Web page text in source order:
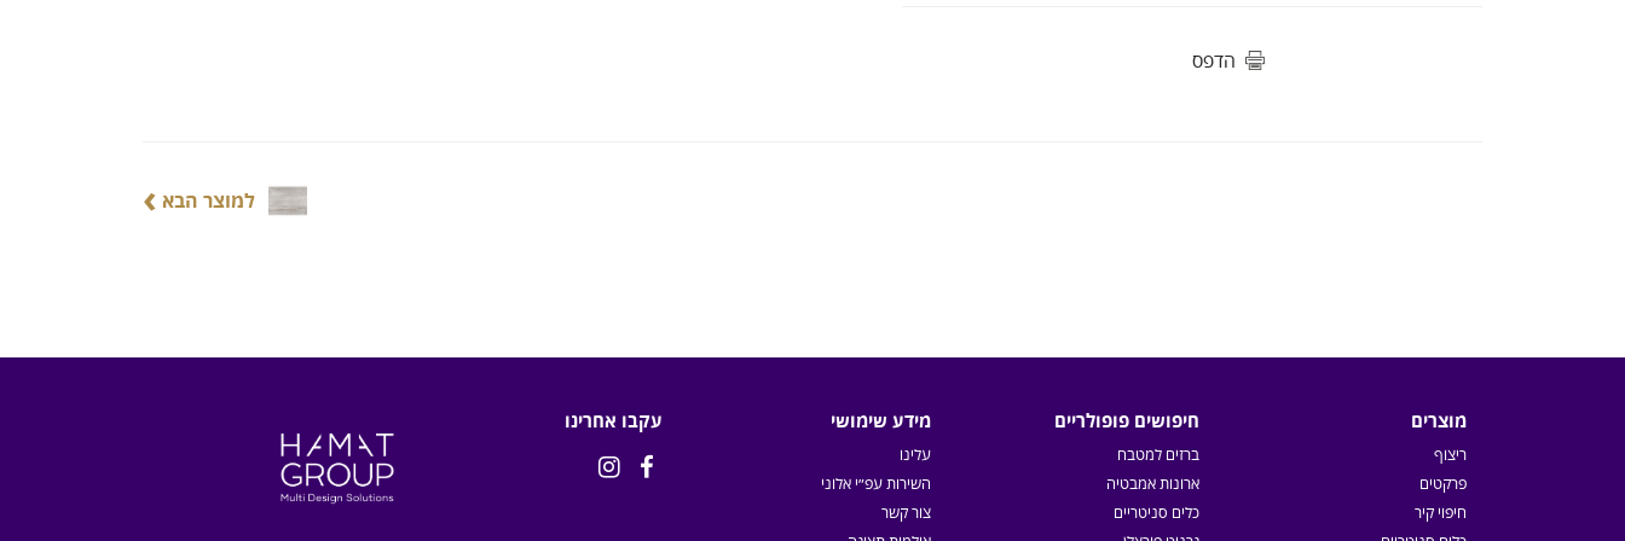
הדפס
למוצר הבא ›
מוצרים
ריצוף
פרקטים
חיפוי קיר
חיפושים פופולריים
ברזים למטבח
ארונות אמבטיה
כלים סניטריים
מידע שימושי
עלינו
השירות עפ״י אלוני
צור קשר
עקבו אחרינו

